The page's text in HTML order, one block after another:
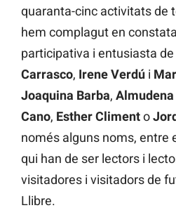
quaranta-cinc activitats de
hem complagut en
participativa i entusiasta de
Carrasco, Irene Verdú i
Joaquina Barba,
Cano, Esther Climento
només alguns noms, entre
qui han de ser lectors i
visitadores i visitadors de
Llibre.